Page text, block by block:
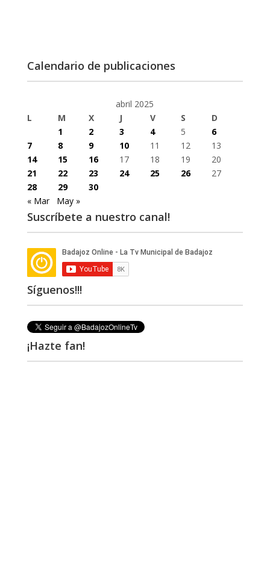
Calendario de publicaciones
abril 2025
L
M X J V S
D
1
2 3 4 5
6
7
8 9 10 11 12
13
14
15 16 17 18 19
20
21
22 23 24 25 26
27
28
29
30
« Mar
May »
Suscríbete a nuestro canal!
Síguenos!!!
¡Hazte fan!